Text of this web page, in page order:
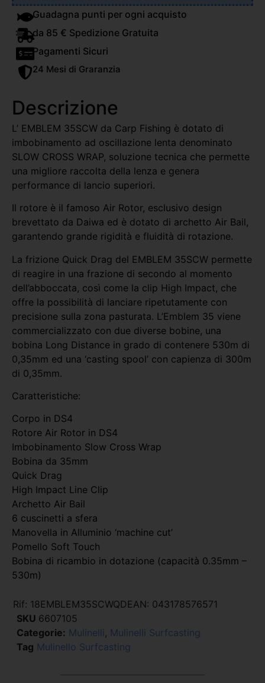
Guadagna punti per ogni acquisto
da 85 € Spedizione Gratuita
Pagamenti Sicuri
24 Mesi di Graranzia
Descrizione
L’ EMBLEM 35SCW da Carp Fishing è dotato di
imbobinamento ad oscillazione lenta denominato
SLOW CROSS WRAP, soluzione tecnica che permette
una migliore raccolta della lenza e genera
performance di lancio superiori.
Il rotore è il famoso Air Rotor, esclusivo design
brevettato da Daiwa ed è dotato di archetto Air Bail,
garantendo grande rigidità e fluidità di rotazione.
La frizione Quick Drag del EMBLEM 35SCW permette
di reagire in una frazione di secondo al momento
dell’abboccata, così come la clip High Impact, che
offre la possibilità di lanciare ripetutamente con
precisione sulla zona pasturata. L’Emblem 35 viene
commercializzato con due diverse bobine, una
bobina Long Distance in grado di contenere 530m di
0,35mm ed una ‘casting spool’ con capienza di 300m
di 0,35mm.
Caratteristiche:
Corpo in DS4
Rotore Air Rotor in DS4
Imbobinamento Slow Cross Wrap
Bobina da 35mm
Quick Drag
High Impact Line Clip
Archetto Air Bail
6 cuscinetti a sfera
Manovella in Alluminio ‘machine cut’
Pomello Soft Touch
Bobina di ricambio in dotazione (capacità 0.35mm –
530m)
Rif: 18EMBLEM35SCWQDEAN: 043178576571
SKU 6607105
Categorie: Mulinelli , Mulinelli Surfcasting
Tag Mulinello Surfcasting